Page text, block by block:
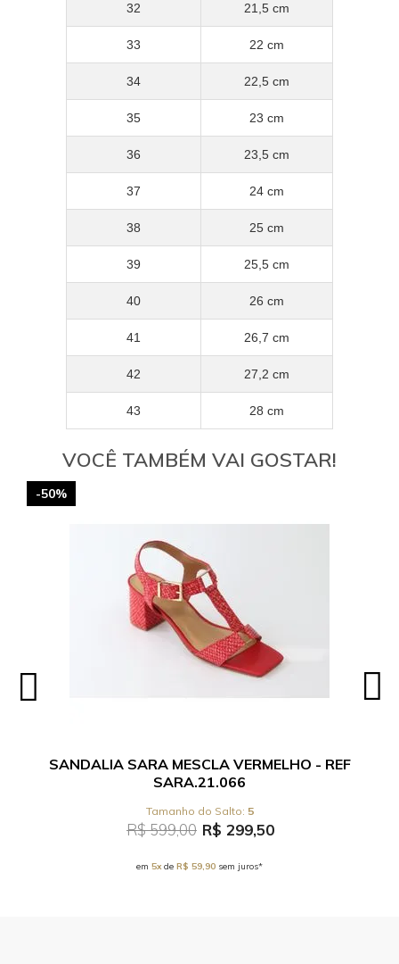
32 21,5 cm
33 22 cm
34 22,5 cm
35 23 cm
36 23,5 cm
37 24 cm
38 25 cm
39 25,5 cm
40 26 cm
41 26,7 cm
42 27,2 cm
43 28 cm
VOCÊ TAMBÉM VAI GOSTAR!
-50%
SANDALIA SARA MESCLA VERMELHO - REF
SARA.21.066
5
R$ 599,00 R$ 299,50
em 5xde R$ 59,90 sem juros*